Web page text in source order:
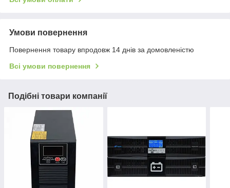
Умови повернення
Повернення товару впродовж 14 днів за домовленістю
Всі умови повернення
Подібні товари компанії